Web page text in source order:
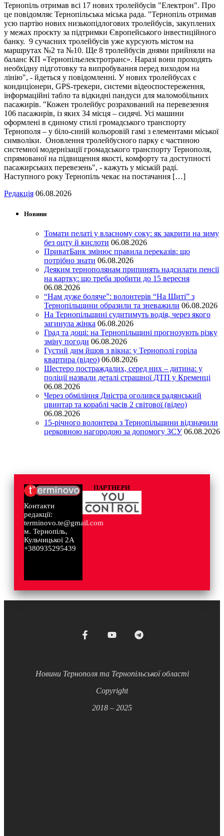
Тернопіль отримав всі 17 нових тролейбусів "Електрон". Про
це повідомляє Тернопільська міська рада. "Тернопіль отримав
усю партію нових низькопідлогових тролейбусів, закуплених
у межах проєкту за підтримки Європейського інвестиційного
банку. 9 сучасних тролейбусів уже курсують містом на
маршрутах №2 та №10. Ще 8 тролейбусів днями прийняли на
баланс КП «Тернопільелектротранс». Наразі вони проходять
необхідну підготовку та випробування перед виходом на
лінію", - йдеться у повідомленні. У нових тролейбусах є
кондиціонери, GPS-трекери, системи відеоспостереження,
інформаційні табло та відкидні пандуси для маломобільних
пасажирів. "Кожен тролейбус розрахований на перевезення
106 пасажирів, із яких 34 місця – сидячі. Усі машини
оформлені в єдиному стилі громадського транспорту
Тернополя – у біло-синій кольоровій гамі з елементами міської
символіки. Оновлення тролейбусного парку є частиною
системної модернізації громадського транспорту Тернополя,
спрямованої на підвищення якості, комфорту та доступності
пасажирських перевезень", - кажуть у міській раді.
Наступного року Тернопіль чекає на постачання […]
Редакція 06.08.2026
Новини
Томати пелаті у власному соку: як закрити на зиму
без оцту й кислоти 06.08.2026
ПриватБанк змінює правила переказів: що
потрібно знати 06.08.2026
Деяким тернополянам припинять надсилати пенсії
на картку: що треба зробити до 15 вересня
06.08.2026
“Нам дуже боляче”: волонтерів “На Щиті” з
Тернопільщини образили та зневажили 06.08.2026
На Тернопільщині судитимуть водія, через якого
загинула жінка 06.08.2026
Град та дощі: на Тернопільщині прогнозують різку
зміну погоди 06.08.2026
Густий дим йшов з вікна: у Тернополі горіла
квартира (відео) 06.08.2026
Шестеро постраждалих, серед них – дитина: у
поліції назвали деталі страшної ДТП у Кременці
06.08.2026
Через обміління Дністра оголився радянський
цвинтар та кораблі часів 2 світової (відео)
06.08.2026
15-річного волонтера з Тернопільщини відзначили
церковною нагородою за допомогу ЗСУ 06.08.2026
Контакти
редакції:
terminovo.te@gmail.com
м. Тернопіль,
Кульчицької 2А
+380935295439
ПАРТНЕРИ
Новини Тернополя та Тернопільської області
Copyright
2018 – 2025